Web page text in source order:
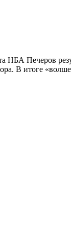
НБА Печеров
В итоге